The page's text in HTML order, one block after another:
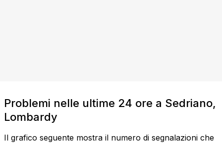
Problemi nelle ultime 24 ore a Sedriano,
Lombardy
Il grafico seguente mostra il numero di segnalazioni che